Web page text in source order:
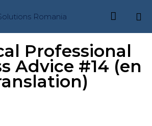

to
content
Professional
Advice #14 (en